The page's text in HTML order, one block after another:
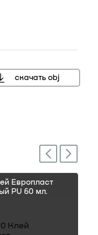
скачать obj
Previous
Европласт
PU 60 мл.
Next